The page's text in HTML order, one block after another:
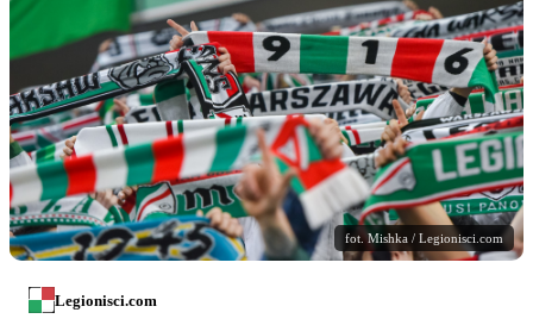
fot. Mishka / Legionisci.com
Legionisci.com